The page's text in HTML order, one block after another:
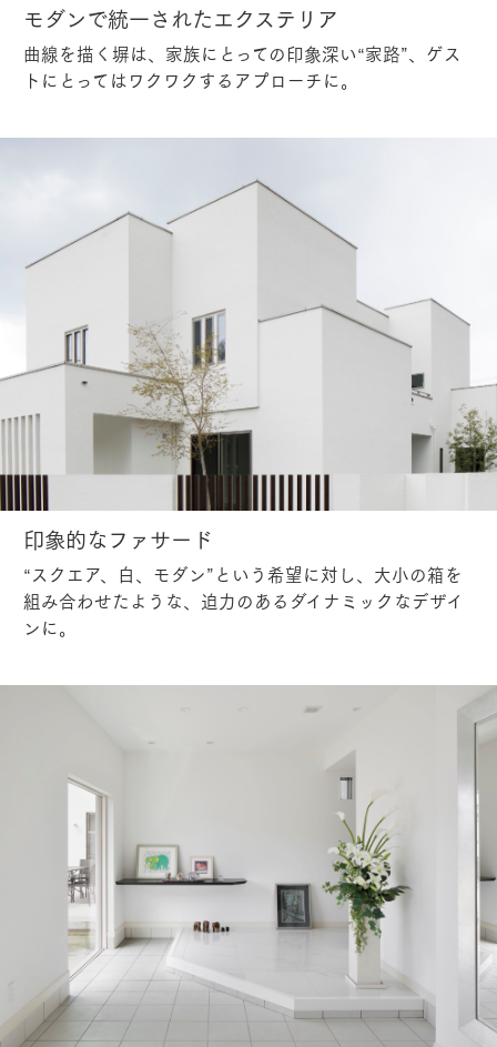
モダンで統一されたエクステリア
曲線を描く塀は、家族にとっての印象深い“家路”、ゲス
トにとってはワクワクするアプローチに。
印象的なファサード
“スクエア、白、モダン”という希望に対し、大小の箱を
組み合わせたような、迫力のあるダイナミックなデザイ
ンに。